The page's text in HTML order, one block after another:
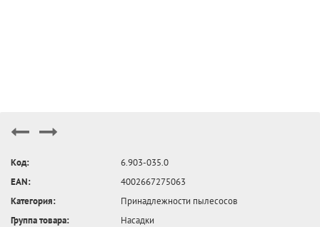
Код:
6.903-035.0
EAN:
4002667275063
Категория:
Принадлежности пылесосов
Группа товара:
Насадки